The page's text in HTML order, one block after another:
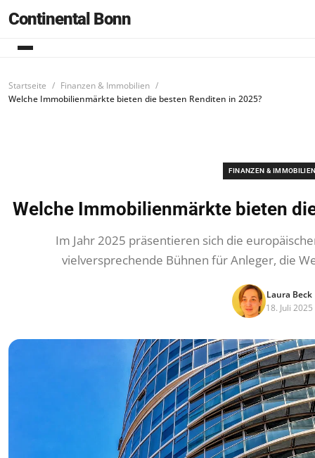
Continental Bonn
Startseite
Finanzen & Immobilien
Welche Immobilienmärkte bieten die besten Renditen in 2025?
FINANZEN &
Welche Immobilienmärkte bieten
Im Jahr 2025 präsentieren sich die
vielversprechende Bühnen für Anleger, die
Laura Beck
18. Juli 2025